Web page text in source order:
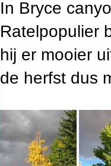
In Bryce
Ratelpopulier
hij er mooier
de herfst dus